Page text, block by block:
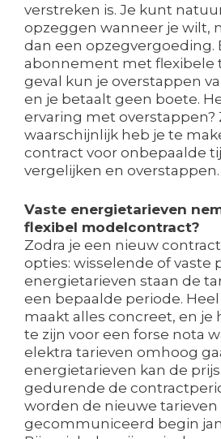
verstreken is. Je kunt
opzeggen wanneer je wilt,
dan een opzegvergoeding.
abonnement met flexibele
geval kun je overstappen
en je betaalt geen boete.
ervaring met overstappen?
waarschijnlijk heb je te
contract voor onbepaalde
vergelijken en overstappen.
Vaste energietarieven
flexibel modelcontract?
Zodra je een nieuw
opties: wisselende of vaste
energietarieven staan de
een bepaalde periode.
maakt alles concreet, en je
te zijn voor een forse nota
elektra tarieven omhoog
energietarieven kan de
gedurende de
worden de nieuwe tarieven
gecommuniceerd begin